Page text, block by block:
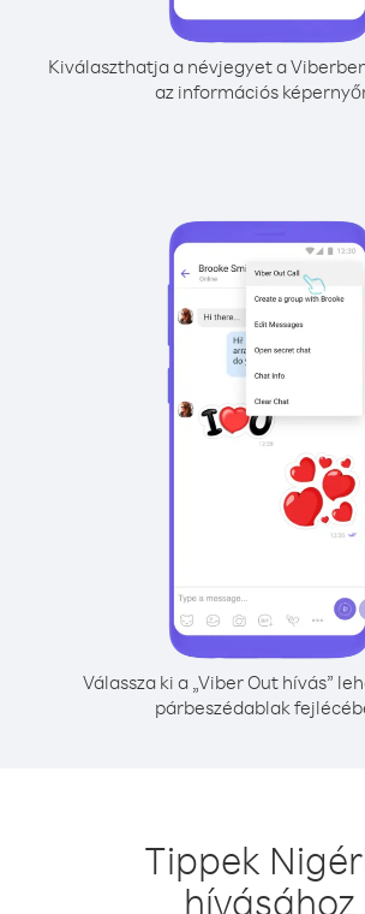
Kiválaszthatja a névjegyet a
az információs
Válassza ki a „Viber Out hívás”
párbeszédablak
Tippek
hívásához